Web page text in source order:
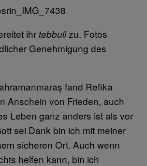
ihr tebbulizu. Fotos
Genehmigung des
fand Refika
Anschein von Frieden, auch
Leben ganz anders ist als vor
sei Dank bin ich mit meiner
sicheren Ort. Auch wenn
helfen kann, bin ich